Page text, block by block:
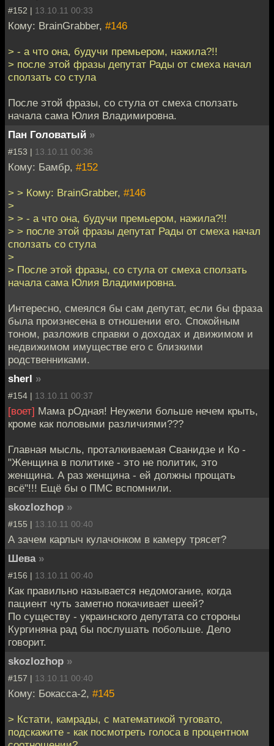
#152 | 13.10.11 00:33
Кому: BrainGrabber, #146
> - а что она, будучи премьером, нажила?!!
> после этой фразы депутат Рады от смеха начал
сползать со стула
После этой фразы, со стула от смеха сползать
начала сама Юлия Владимировна.
Пан Головатый »
#153 | 13.10.11 00:36
Кому: Бамбр, #152
> > Кому: BrainGrabber, #146
>
> > - а что она, будучи премьером, нажила?!!
> > после этой фразы депутат Рады от смеха начал
сползать со стула
>
> После этой фразы, со стула от смеха сползать
начала сама Юлия Владимировна.
Интересно, смеялся бы сам депутат, если бы фраза
была произнесена в отношении его. Спокойным
тоном, разложив справки о доходах и движимом и
недвижимом имуществе его с близкими
родственниками.
sherl »
#154 | 13.10.11 00:37
[воет] Мама рОдная! Неужели больше нечем крыть,
кроме как половыми различиями???
Главная мысль, проталкиваемая Сванидзе и Ко -
"Женщина в политике - это не политик, это
женщина. А раз женщина - ей должны прощать
всё"!!! Ещё бы о ПМС вспомнили.
skozlozhop »
#155 | 13.10.11 00:40
А зачем карлыч кулачонком в камеру трясет?
Шева »
#156 | 13.10.11 00:40
Как правильно называется недомогание, когда
пациент чуть заметно покачивает шеей?
По существу - украинского депутата со стороны
Кургиняна рад бы послушать побольше. Дело
говорит.
skozlozhop »
#157 | 13.10.11 00:40
Кому: Бокасса-2, #145
> Кстати, камрады, с математикой туговато,
подскажите - как посмотреть голоса в процентном